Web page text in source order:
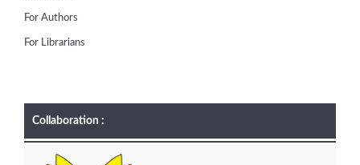
For Authors
For Librarians
Collaboration :